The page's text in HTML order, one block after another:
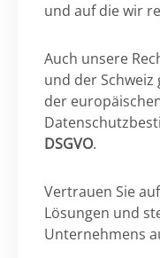
und auf die wir
Auch unsere
und der
der
DSGVO.
Vertrauen Sie
Lösungen und
Unternehmens